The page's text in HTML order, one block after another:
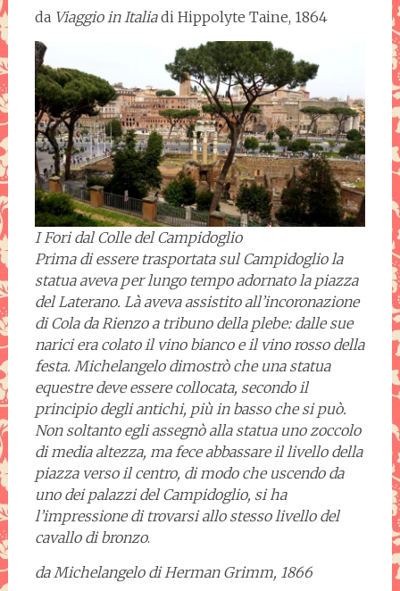
daViaggio in Italiadi Hippolyte Taine, 1864
I Fori dal Colle del Campidoglio
Prima di essere trasportata sul Campidoglio la
statua aveva per lungo tempo adornato la piazza
del Laterano. Là aveva assistito all’incoronazione
di Cola da Rienzo a tribuno della plebe: dalle sue
narici era colato il vino bianco e il vino rosso della
festa. Michelangelo dimostrò che una statua
equestre deve essere collocata, secondo il
principio degli antichi, più in basso che si può.
Non soltanto egli assegnò alla statua uno zoccolo
di media altezza, ma fece abbassare il livello della
piazza verso il centro, di modo che uscendo da
uno dei palazzi del Campidoglio, si ha
l’impressione di trovarsi allo stesso livello del
cavallo di bronzo.
da Michelangelo di Herman Grimm, 1866